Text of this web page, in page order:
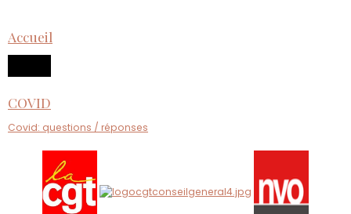
Accueil
COVID
Covid: questions / réponses